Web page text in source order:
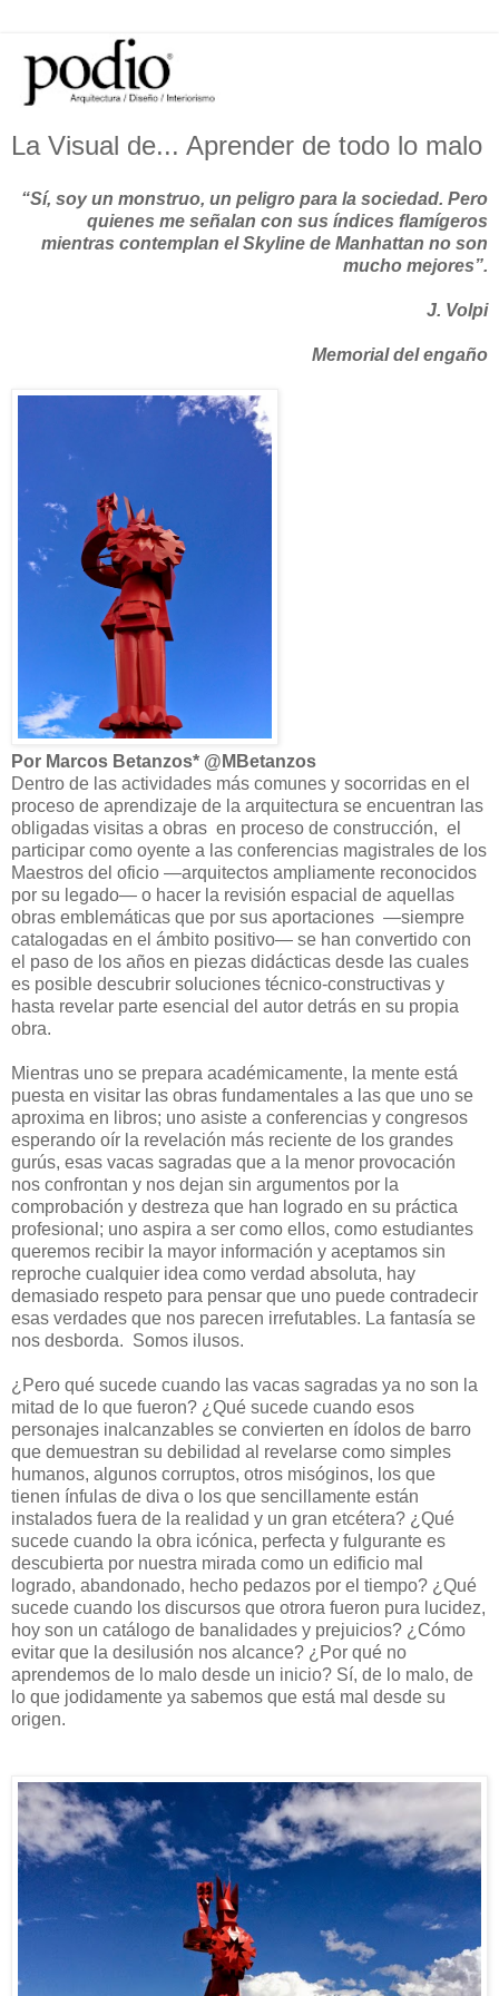
La Visual de... Aprender de todo lo malo
“Sí, soy un monstruo, un peligro para la sociedad. Pero
quienes me señalan con sus índices flamígeros
mientras contemplan el Skyline de Manhattan no son
mucho mejores”.
J. Volpi
Memorial del engaño
Por Marcos Betanzos* @MBetanzos
Dentro de las actividades más comunes y socorridas en el
proceso de aprendizaje de la arquitectura se encuentran las
obligadas visitas a obras en proceso de construcción, el
participar como oyente a las conferencias magistrales de los
Maestros del oficio —arquitectos ampliamente reconocidos
por su legado— o hacer la revisión espacial de aquellas
obras emblemáticas que por sus aportaciones —siempre
catalogadas en el ámbito positivo— se han convertido con
el paso de los años en piezas didácticas desde las cuales
es posible descubrir soluciones técnico-constructivas y
hasta revelar parte esencial del autor detrás en su propia
obra.
Mientras uno se prepara académicamente, la mente está
puesta en visitar las obras fundamentales a las que uno se
aproxima en libros; uno asiste a conferencias y congresos
esperando oír la revelación más reciente de los grandes
gurús, esas vacas sagradas que a la menor provocación
nos confrontan y nos dejan sin argumentos por la
comprobación y destreza que han logrado en su práctica
profesional; uno aspira a ser como ellos, como estudiantes
queremos recibir la mayor información y aceptamos sin
reproche cualquier idea como verdad absoluta, hay
demasiado respeto para pensar que uno puede contradecir
esas verdades que nos parecen irrefutables. La fantasía se
nos desborda. Somos ilusos.
¿Pero qué sucede cuando las vacas sagradas ya no son la
mitad de lo que fueron? ¿Qué sucede cuando esos
personajes inalcanzables se convierten en ídolos de barro
que demuestran su debilidad al revelarse como simples
humanos, algunos corruptos, otros misóginos, los que
tienen ínfulas de diva o los que sencillamente están
instalados fuera de la realidad y un gran etcétera? ¿Qué
sucede cuando la obra icónica, perfecta y fulgurante es
descubierta por nuestra mirada como un edificio mal
logrado, abandonado, hecho pedazos por el tiempo? ¿Qué
sucede cuando los discursos que otrora fueron pura lucidez,
hoy son un catálogo de banalidades y prejuicios? ¿Cómo
evitar que la desilusión nos alcance? ¿Por qué no
aprendemos de lo malo desde un inicio? Sí, de lo malo, de
lo que jodidamente ya sabemos que está mal desde su
origen.